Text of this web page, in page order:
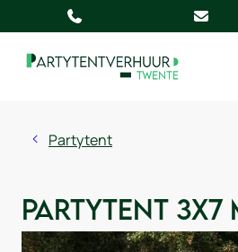
Partytent
Partytent 3x7